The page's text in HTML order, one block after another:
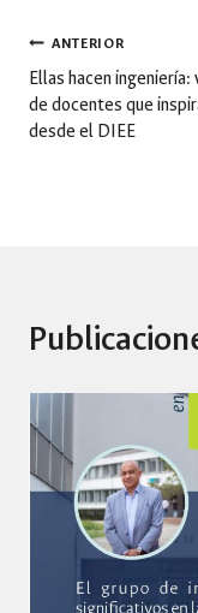
de
ANTERIOR
Ellas hacen ingeniería:
de docentes que
desde el DIEE